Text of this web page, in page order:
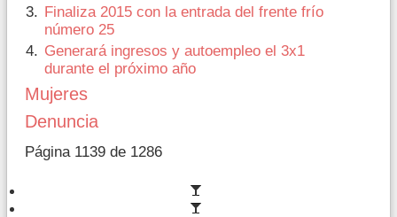
Finaliza 2015 con la entrada del frente frío
número 25
Generará ingresos y autoempleo el 3x1
durante el próximo año
Mujeres
Denuncia
Página 1139 de 1286